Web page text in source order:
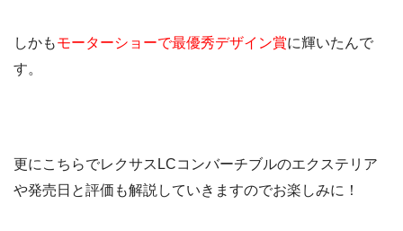
しかもモーターショーで最優秀デザイン賞に輝いたんで
す。
更にこちらでレクサスLCコンバーチブルのエクステリア
や発売日と評価も解説していきますのでお楽しみに！